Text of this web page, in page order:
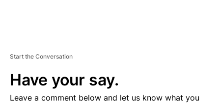
Start the Conversation
Have your say.
Leave a comment below and let us know what you